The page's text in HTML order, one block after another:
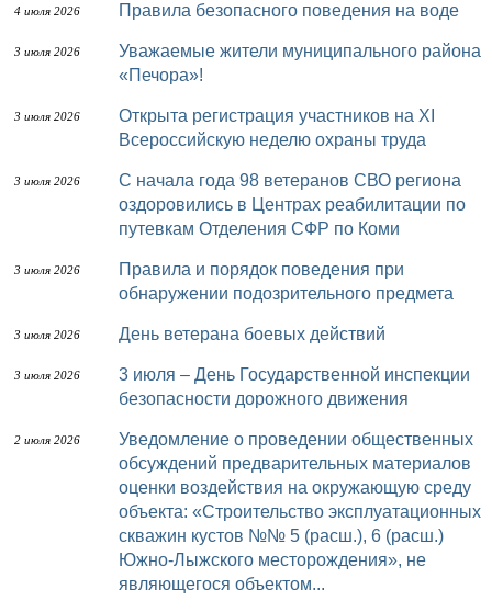
4 июля 2026 Правила безопасного поведения на воде
3 июля 2026
Уважаемые жители муниципального района
«Печора»!
3 июля 2026
Открыта регистрация участников на XI
Всероссийскую неделю охраны труда
3 июля 2026
С начала года 98 ветеранов СВО региона
оздоровились в Центрах реабилитации по
путевкам Отделения СФР по Коми
3 июля 2026
Правила и порядок поведения при
обнаружении подозрительного предмета
3 июля 2026 День ветерана боевых действий
3 июля 2026
3 июля – День Государственной инспекции
безопасности дорожного движения
2 июля 2026
Уведомление о проведении общественных
обсуждений предварительных материалов
оценки воздействия на окружающую среду
объекта: «Строительство эксплуатационных
скважин кустов №№ 5 (расш.), 6 (расш.)
Южно-Лыжского месторождения», не
являющегося объектом...